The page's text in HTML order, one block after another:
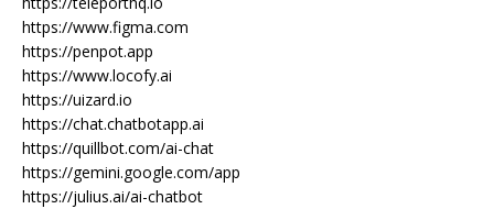
https://www.figma.com
https://penpot.app
https://www.locofy.ai
https://uizard.io
https://chat.chatbotapp.ai
https://quillbot.com/ai-chat
https://gemini.google.com/app
https://julius.ai/ai-chatbot